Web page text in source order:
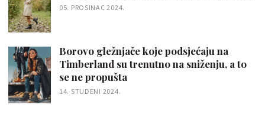
05. PROSINAC 2024.
Borovo gležnjače koje podsjećaju na
Timberland su trenutno na sniženju, a to
se ne propušta
14. STUDENI 2024.